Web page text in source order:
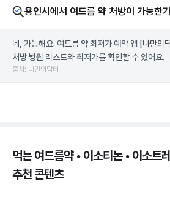
용인시에서 여드름 약 처방이 가능한
네, 가능해요. 여드름 약 최저가 예약 앱 [나만의
처방 병원 리스트와 최저가를 확인할 수 있어요.
출처: 나만의닥터
먹는 여드름약 • 이소티논 • 이소트
추천 콘텐츠